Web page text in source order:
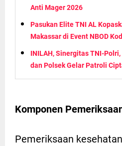
Anti Mager 2026
Pasukan Elite TNI AL
Makassar di Event NBOD
INILAH, Sinergitas TNI-
dan Polsek Gelar Patroli
Komponen
Pemeriksaan